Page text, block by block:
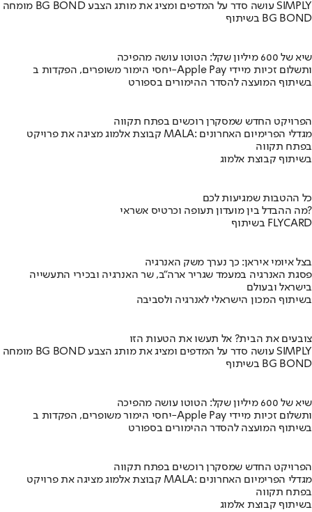
מומחה BG BOND עושה סדר על המדפים ומציג את מותג הצבע SIMPLY
בשיתוף BG BOND
שיא של 600 מיליון שקל: הטוטו עושה מהפיכה
יחסי הימור משופרים, הפקדות ב-Apple Pay ותשלום זכיות מיידי
בשיתוף המועצה להסדר ההימורים בספורט
הפרויקט החדש שמסקרן רוכשים בפתח תקווה
קבוצת אלמוג מציגה את פרויקט MALA: מגדלי הפרימיום האחרונים
בפתח תקווה
בשיתוף קבוצת אלמוג
כל ההטבות שמגיעות לכם
מה ההבדל בין מועדון תעופה וכרטיס אשראי?
בשיתוף FLYCARD
בצל איומי איראן: כך נערך משק האנרגיה
פסגת האנרגיה במעמד שגריר ארה"ב, שר האנרגיה ובכירי התעשייה
בישראל ובעולם
בשיתוף המכון הישראלי לאנרגיה ולסביבה
צובעים את הבית? אל תעשו את הטעות הזו
מומחה BG BOND עושה סדר על המדפים ומציג את מותג הצבע SIMPLY
בשיתוף BG BOND
שיא של 600 מיליון שקל: הטוטו עושה מהפיכה
יחסי הימור משופרים, הפקדות ב-Apple Pay ותשלום זכיות מיידי
בשיתוף המועצה להסדר ההימורים בספורט
הפרויקט החדש שמסקרן רוכשים בפתח תקווה
קבוצת אלמוג מציגה את פרויקט MALA: מגדלי הפרימיום האחרונים
בפתח תקווה
בשיתוף קבוצת אלמוג